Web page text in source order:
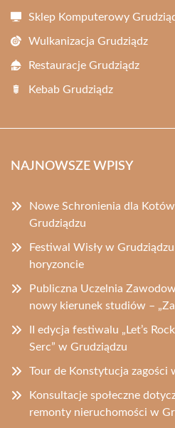
Sklep Komputerowy
Wulkanizacja Grudziądz
Restauracje Grudziądz
Kebab Grudziądz
NAJNOWSZE WPISY
Nowe Schronienia dla
Grudziądzu
Festiwal Wisły w
horyzoncie
Publiczna Uczelnia
nowy kierunek studiów –
II edycja festiwalu „Let’s
Serc” w Grudziądzu
Tour de Konstytucja zagości
Konsultacje społeczne
remonty nieruchomości w